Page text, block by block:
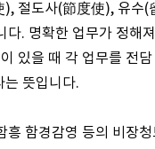
절도사(節度使), 유수
. 명확한 업무가 정해
있을 때 각 업무를 전
는 뜻입니다.
함경감영 등의 비장